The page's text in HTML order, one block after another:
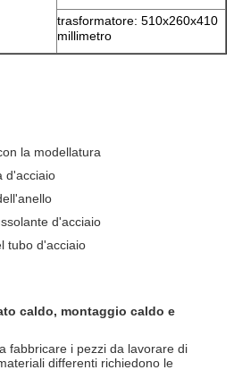
trasformatore: 510x260x410
millimetro
la modellatura
d'acciaio
d'acciaio
tubo d'acciaio
caldo, montaggio caldo e
fabbricare i pezzi da lavorare di
differenti richiedono le